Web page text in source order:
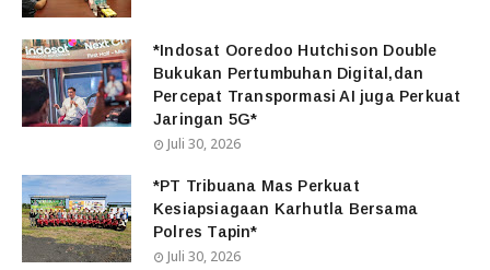
*Indosat Ooredoo Hutchison Double
Bukukan Pertumbuhan Digital,dan
Percepat Transpormasi AI juga Perkuat
Jaringan 5G*
Juli 30, 2026
*PT Tribuana Mas Perkuat
Kesiapsiagaan Karhutla Bersama
Polres Tapin*
Juli 30, 2026